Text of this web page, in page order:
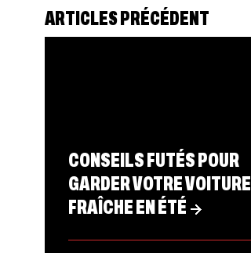
ARTICLES PRÉCÉDENT
CONSEILS FUTÉS POUR
GARDER VOTRE VOITURE
FRAÎCHE EN ÉTÉ